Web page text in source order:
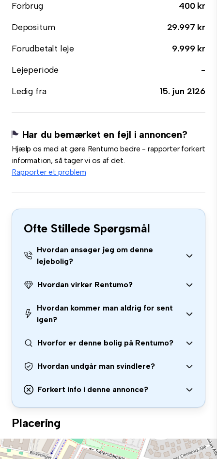
Forbrug
400 kr
Depositum
29.997 kr
Forudbetalt leje
9.999 kr
Lejeperiode
-
Ledig fra
15. jun 2126
Har du bemærket en fejl i annoncen?
Hjælp os med at gøre Rentumo bedre - rapporter forkert
information, så tager vi os af det.
Rapporter et problem
Ofte Stillede Spørgsmål
Hvordan ansøger jeg om denne
lejebolig?
Hvordan virker Rentumo?
Hvordan kommer man aldrig for sent
igen?
Hvorfor er denne bolig på Rentumo?
Hvordan undgår man svindlere?
Forkert info i denne annonce?
Placering